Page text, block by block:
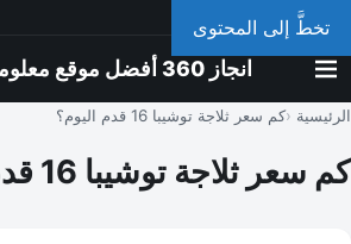
تخطَّ إلى المحتوى
السبت، 8 أغسطس 2026
انجاز 360 أفضل موقع معلوماتي
الرئيسية كم سعر ثلاجة توشيبا 16 قدم اليوم؟
كم سعر ثلاجة توشيبا 16 قدم اليوم؟